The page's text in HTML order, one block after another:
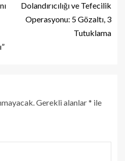
Dolandırıcılığı ve Tefecilik
Operasyonu: 5 Gözaltı, 3
Tutuklama
Gerekli alanlar* ile